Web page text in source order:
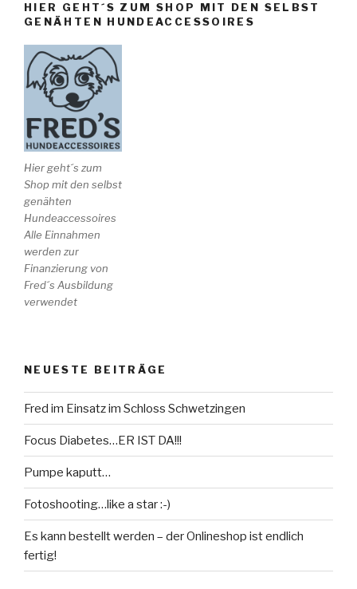
HIER GEHT´S ZUM SHOP MIT DEN SELBST
GENÄHTEN HUNDEACCESSOIRES
Hier geht´s zum
Shop mit den selbst
genähten
Hundeaccessoires
Alle Einnahmen
werden zur
Finanzierung von
Fred´s Ausbildung
verwendet
NEUESTE BEITRÄGE
Fred im Einsatz im Schloss Schwetzingen
Focus Diabetes…ER IST DA!!!
Pumpe kaputt…
Fotoshooting…like a star :-)
Es kann bestellt werden – der Onlineshop ist endlich
fertig!